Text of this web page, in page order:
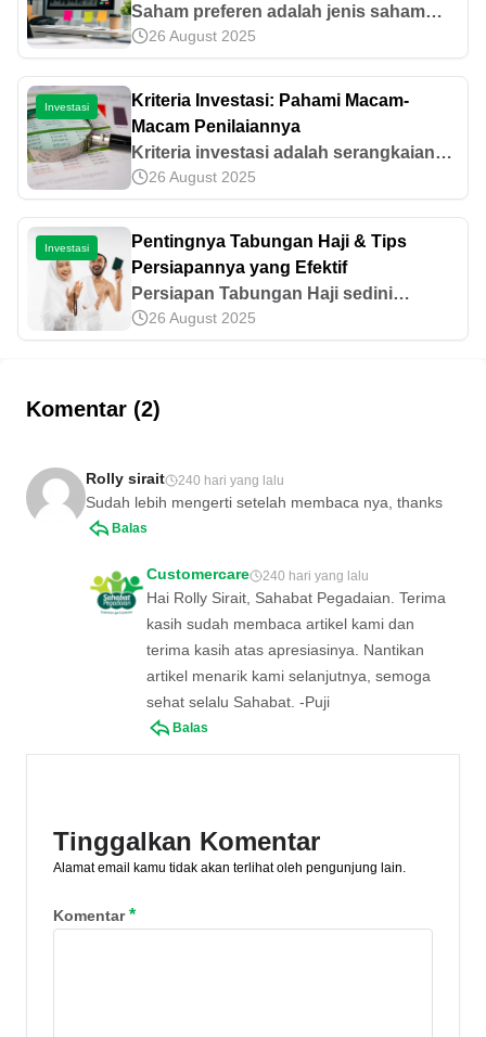
Saham preferen adalah jenis saham
yang bisa memberikan prioritas lebih ke
pemiliknya atas aset dan laba
perusahaan. Simak informasi
selengkapnya di sini!
26 August 2025
Investasi
Kriteria Investasi: Pahami Macam-
Macam Penilaiannya
Kriteria investasi adalah serangkaian
penilaian yang digunakan oleh investor
dalam menganalisis peluang dan risiko
investasi. Ini informasi lengkapnya.
26 August 2025
Investasi
Pentingnya Tabungan Haji & Tips
Persiapannya yang Efektif
Persiapan Tabungan Haji sedini
mungkin sangatlah penting. Yuk, simak
informasi terkait cara mulai menabung
artikel ini!
26 August 2025
Komentar (2)
Rolly sirait 240 hari yang lalu
Sudah lebih mengerti setelah membaca nya, thanks
Balas
Customercare 240 hari yang lalu
Hai Rolly Sirait, Sahabat Pegadaian. Terima
kasih sudah membaca artikel kami dan
terima kasih atas apresiasinya. Nantikan
artikel menarik kami selanjutnya, semoga
sehat selalu Sahabat. -Puji
Balas
Tinggalkan Komentar
Alamat email kamu tidak akan terlihat oleh pengunjung lain.
Komentar*